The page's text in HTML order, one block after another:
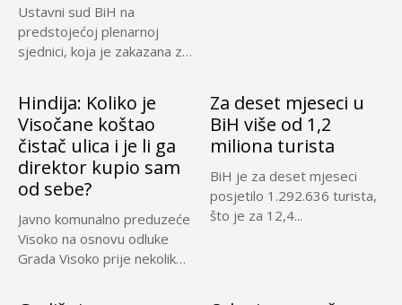
Ustavni sud BiH na
predstojećoj plenarnoj
sjednici, koja je zakazana za
Hindija: Koliko je
Visočane koštao
čistač ulica i je li ga
direktor kupio sam
od sebe?
Javno komunalno preduzeće
Visoko na osnovu odluke
Grada Visoko prije nekoliko
Za deset mjeseci u
BiH više od 1,2
miliona turista
BiH je za deset mjeseci
posjetilo 1.292.636 turista,
što je za 12,4...